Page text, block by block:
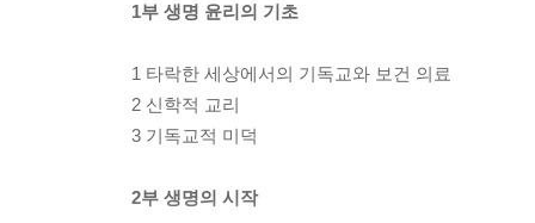
1부 생명 윤리의 기초
1 타락한 세상에서의 기독교와 보건 의료
2 신학적 교리
3 기독교적 미덕
2부 생명의 시작